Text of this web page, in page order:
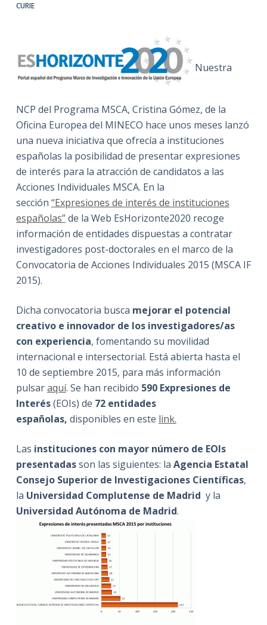
CURIE
Nuestra
NCP del Programa MSCA, Cristina Gómez, de la
Oficina Europea del MINECO hace unos meses lanzó
una nueva iniciativa que ofrecía a instituciones
españolas la posibilidad de presentar expresiones
de interés para la atracción de candidatos a las
Acciones Individuales MSCA. En la
sección “Expresiones de interés de instituciones
españolas”de la Web EsHorizonte2020 recoge
información de entidades dispuestas a contratar
investigadores post-doctorales en el marco de la
Convocatoria de Acciones Individuales 2015 (MSCA IF
2015).
Dicha convocatoria busca mejorar el potencial
creativo e innovador de los investigadores/as
con experiencia, fomentando su movilidad
internacional e intersectorial. Está abierta hasta el
10 de septiembre 2015, para más información
pulsaraquí. Se han recibido 590 Expresiones de
Interés(EOIs) de 72 entidades
españolas, disponibles en este link.
Las instituciones con mayor número de EOIs
presentadasson las siguientes: la Agencia Estatal
Consejo Superior de Investigaciones Científicas,
la Universidad Complutense de Madrid y la
Universidad Autónoma de Madrid.